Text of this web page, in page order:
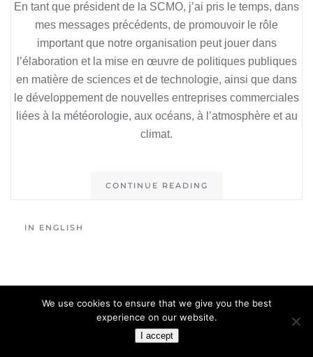
En tant que président de la SCMO, j’ai pris le temps, dans
mes messages précédents, de promouvoir le rôle
important que notre organisation peut jouer dans
l’élaboration et la mise en œuvre de politiques publiques
en matière de sciences et de technologie, ainsi que dans
le développement de nouvelles entreprises commerciales
liées à la météorologie, aux océans, à l’atmosphère et au
climat.
CONTINUE READING
IN ENGLISH
We use cookies to ensure that we give you the best
experience on our website.
I accept